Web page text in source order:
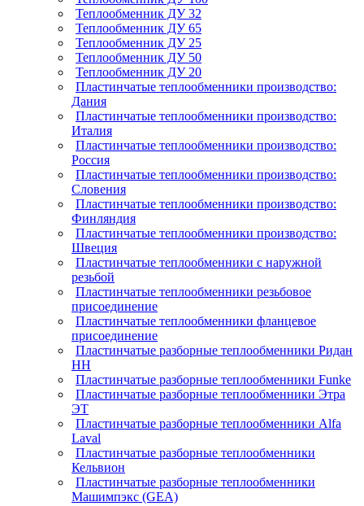
Теплообменник ДУ 32
Теплообменник ДУ 65
Теплообменник ДУ 25
Теплообменник ДУ 50
Теплообменник ДУ 20
Пластинчатые теплообменники производство:
Дания
Пластинчатые теплообменники производство:
Италия
Пластинчатые теплообменники производство:
Россия
Пластинчатые теплообменники производство:
Словения
Пластинчатые теплообменники производство:
Финляндия
Пластинчатые теплообменники производство:
Швеция
Пластинчатые теплообменники с наружной
резьбой
Пластинчатые теплообменники резьбовое
присоединение
Пластинчатые теплообменники фланцевое
присоединение
Пластинчатые разборные теплообменники Ридан
НН
Пластинчатые разборные теплообменники Funke
Пластинчатые разборные теплообменники Этра
ЭТ
Пластинчатые разборные теплообменники Alfa
Laval
Пластинчатые разборные теплообменники
Кельвион
Пластинчатые разборные теплообменники
Машимпэкс (GEA)